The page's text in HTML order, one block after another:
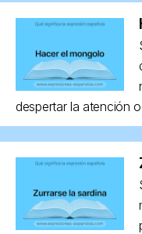
despertar la atención o